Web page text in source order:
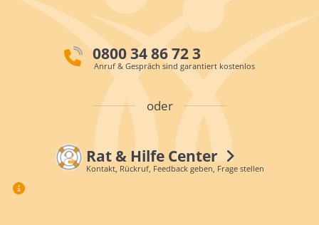
0800 34 86 72 3
Anruf & Gespräch sind garantiert kostenlos
oder
Rat & Hilfe Center
Kontakt, Rückruf, Feedback geben, Frage stellen